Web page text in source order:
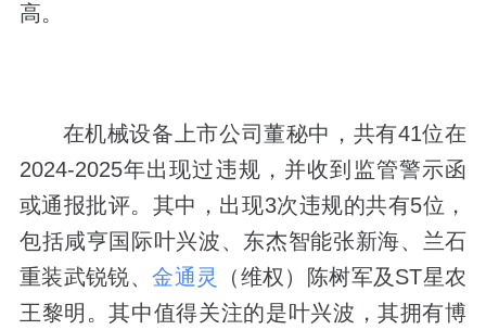
高。
在机械设备上市公司董秘中，共有41位在
2024-2025年出现过违规，并收到监管警示函
或通报批评。其中，出现3次违规的共有5位，
包括咸亨国际叶兴波、 东杰智能张新海、 兰石
重装武锐锐、金通灵
（维权）陈树军及ST星农
王黎明。其中值得关注的是叶兴波，其拥有博